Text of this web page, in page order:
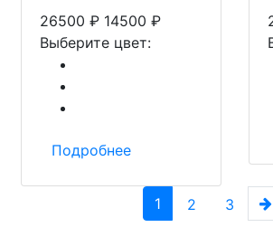
26500 ₽ 14500 ₽
Выберите цвет:
Подробнее
1 (current)
2 3